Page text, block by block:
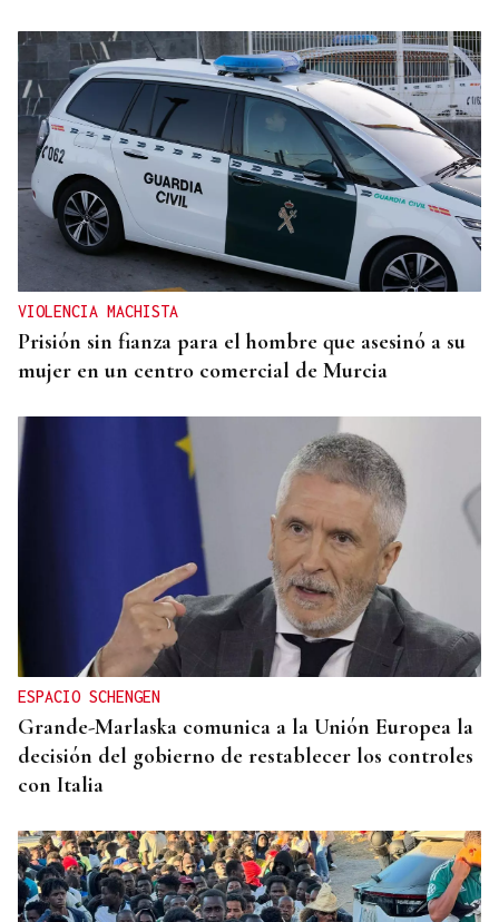
VIOLENCIA MACHISTA
Prisión sin fianza para el hombre que asesinó a su
mujer en un centro comercial de Murcia
ESPACIO SCHENGEN
Grande-Marlaska comunica a la Unión Europea la
decisión del gobierno de restablecer los controles
con Italia